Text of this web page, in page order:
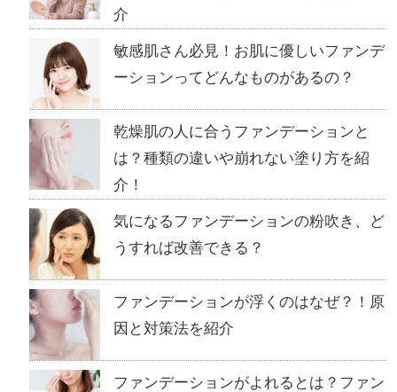
介
敏感肌さん必見！お肌に優しいファンデ
ーションってどんなものがあるの？
乾燥肌の人に合うファンデーションと
は？種類の違いや崩れない塗り方を紹
介！
気になるファンデーションの粉吹き、ど
うすれば改善できる？
ファンデーションが浮くのはなぜ？！原
因と対策法を紹介
ファンデーションがよれるとは？ファン